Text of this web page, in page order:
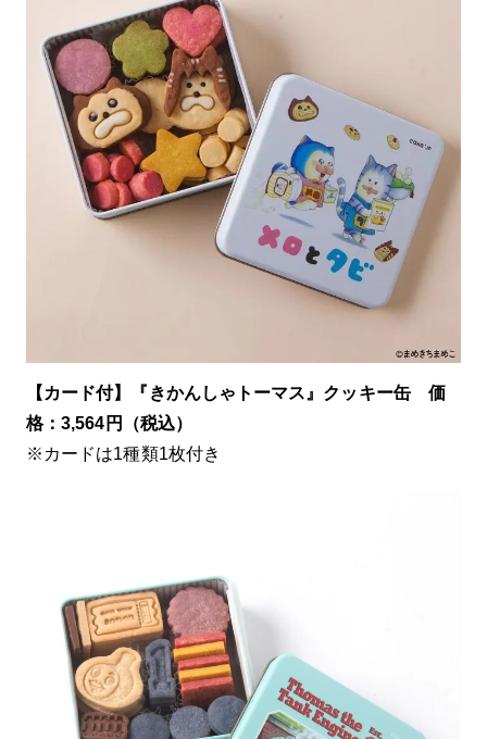
【カード付】『きかんしゃトーマス』クッキー缶 価
格：3,564円（税込）
※カードは1種類1枚付き